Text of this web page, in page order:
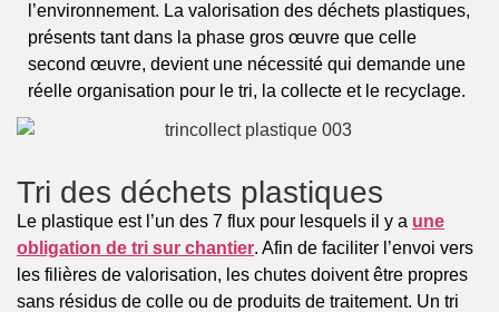
l’environnement. La valorisation des déchets plastiques,
présents tant dans la phase gros œuvre que celle
second œuvre, devient une nécessité qui demande une
réelle organisation pour le tri, la collecte et le recyclage.
Tri des déchets plastiques
Le plastique est l’un des 7 flux pour lesquels il y a une
obligation de tri sur chantier. Afin de faciliter l’envoi vers
les filières de valorisation, les chutes doivent être propres
sans résidus de colle ou de produits de traitement. Un tri